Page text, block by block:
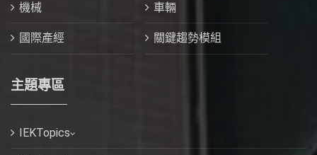
機械 車輛
國際產經 關鍵趨勢模組
主題專區
IEKTopics